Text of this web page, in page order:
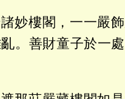
妙樓閣，一一嚴
。善財童子於一